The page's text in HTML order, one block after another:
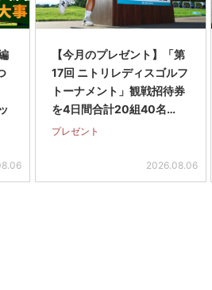
【今月のプレゼント】「第
17回 ニトリレディスゴルフ
トーナメント」観戦招待券
を4日間合計20組40名…
プレゼント
2026.08.06